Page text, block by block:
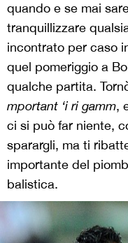
quando e se mai
tranquillizzare
incontrato per caso
quel pomeriggio a
qualche partita.
mportant ‘i ri gamm,
ci si può far niente,
sparargli, ma ti
importante del
balistica.